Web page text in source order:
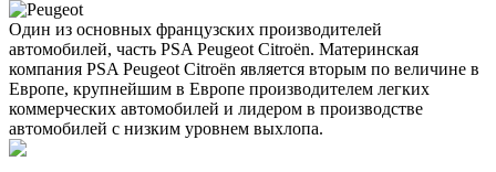
Один из основных французских производителей
автомобилей, часть PSA Peugeot Citroën. Материнская
компания PSA Peugeot Citroën является вторым по величине в
Европе, крупнейшим в Европе производителем легких
коммерческих автомобилей и лидером в производстве
автомобилей с низким уровнем выхлопа.